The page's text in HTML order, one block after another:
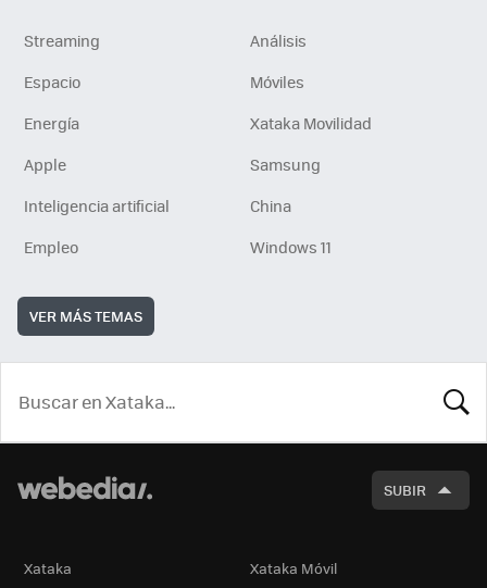
Streaming
Análisis
Espacio
Móviles
Energía
Xataka Movilidad
Apple
Samsung
Inteligencia artificial
China
Empleo
Windows 11
VER MÁS TEMAS
SUBIR
Xataka Xataka Móvil